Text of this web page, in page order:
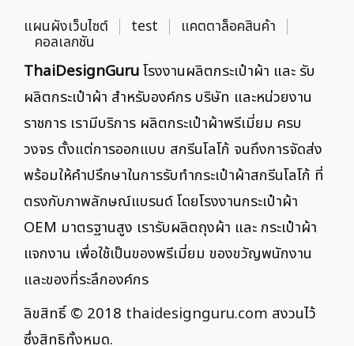
แผนผังเว็บไซต์ test แคตตาล็อคสินค้า
คอลเลกชัน
ThaiDesignGuruโรงงานผลิตกระเป๋าผ้า และ รับ
ผลิตกระเป๋าผ้า สำหรับองค์กร บริษัท และหน่วยงาน
ราชการ เรามีบริการ ผลิตกระเป๋าผ้าพรีเมี่ยม ครบ
วงจร ตั้งแต่การออกแบบ สกรีนโลโก้ จนถึงการจัดส่ง
พร้อมให้คำปรึกษาในการรับทำกระเป๋าผ้าสกรีนโลโก้ ที่
ตรงกับภาพลักษณ์แบรนด์ โดยโรงงานกระเป๋าผ้า
OEM มาตรฐานสูง เรารับผลิตถุงผ้า และ กระเป๋าผ้า
แจกงาน เพื่อใช้เป็นของพรีเมี่ยม ของขวัญพนักงาน
และของที่ระลึกองค์กร
ลิขสิทธิ์ © 2018 thaidesignguru.com สงวนไว้
ซึ่งสิทธิทั้งหมด.